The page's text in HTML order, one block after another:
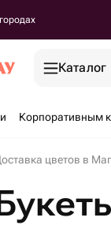
Каталог
Корпоративным
цветов в